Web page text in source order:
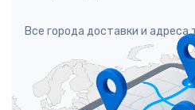
Все города доставки и адреса